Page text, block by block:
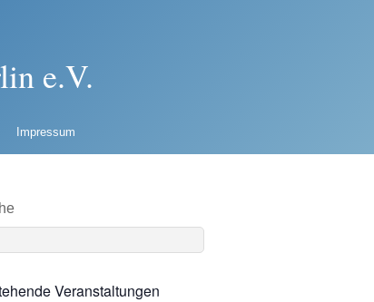
e.V.
Impressum
Veranstaltungen